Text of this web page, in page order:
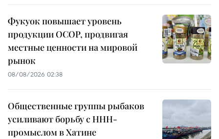
Фукуок повышает уровень
продукции OCOP, продвигая
местные ценности на мировой
рынок
08/08/2026 02:38
Общественные группы рыбаков
усиливают борьбу с ННН-
промыслом в Хатине